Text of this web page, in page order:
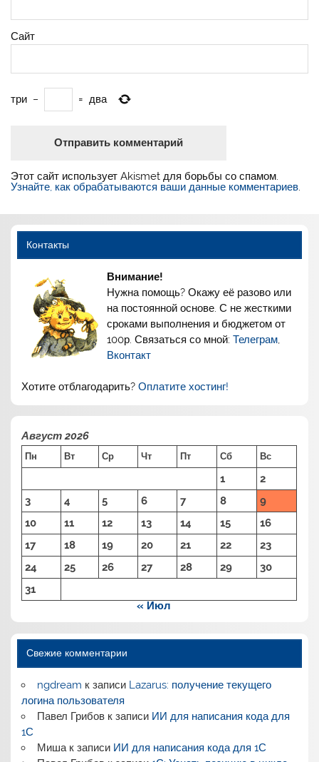
Сайт
три − = два
Этот сайт использует Akismet для борьбы со спамом.
Узнайте, как обрабатываются ваши данные комментариев.
Контакты
Внимание!
Нужна помощь? Окажу её разово или
на постоянной основе. С не жесткими
сроками выполнения и бюджетом от
100р. Связаться со мной:Телеграм,
Вконтакт
Хотите отблагодарить?Оплатите хостинг!
Август 2026
Пн Вт Ср Чт Пт Сб Вс
1
2
3
4 5 6 7 8
9
10
11 12 13 14 15
16
17
18 19 20 21 22
23
24
25 26 27 28 29
30
31
« Июл
Свежие комментарии
ngdream к записи Lazarus: получение текущего
логина пользователя
Павел Грибовк записи ИИ для написания кода для
1С
Мишак записи ИИ для написания кода для 1С